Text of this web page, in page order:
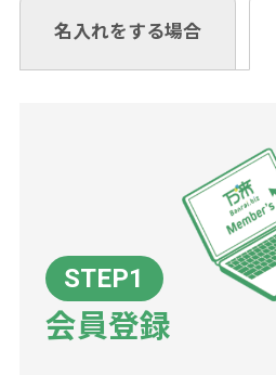
お問合せ先
0120-979-907
AM10:00～PM5:00
同じ版で多くの数
個当たりの印刷
一方、数量が少な
い場合は、単価計
代の基本料金を
ございます。
ボリュームディス
商品や印刷方法に
ので、予めご了承
※振り込み手数料
なりますのでご注
あれば、午前中
金いただければ翌
お急ぎの場合、ご
大限努力いたします
料頂戴する場合が
詳細はこちらご確
名入れをする場合
会員登録